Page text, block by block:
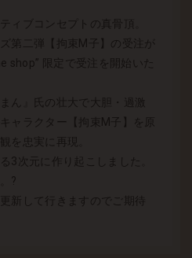
ィブコンセプトの真骨頂。
第二弾【拘束M子】の受注が
shop” 限定で受注を開始いた
ん』氏の壮大で大胆・過激
ャラクター【拘束M子】を原
を忠実に再現。
3次元に作り起こしました。
?
新して行きますのでご期待